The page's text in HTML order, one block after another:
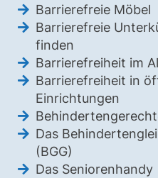
Barrierefreie Möbel
Barrierefreie
finden
Barrierefreiheit im
Barrierefreiheit in
Einrichtungen
Das
(BGG)
Das Seniorenhandy